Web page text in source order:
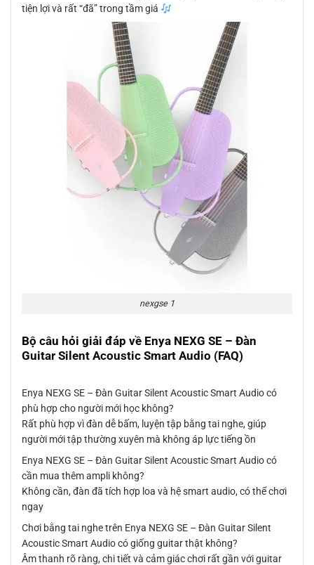
tiện lợi và rất “đã” trong tầm giá
nexgse 1
Bộ câu hỏi giải đáp về Enya NEXG SE – Đàn
Guitar Silent Acoustic Smart Audio (FAQ)
Enya NEXG SE – Đàn Guitar Silent Acoustic Smart Audio có
phù hợp cho người mới học không?
Rất phù hợp vì đàn dễ bấm, luyện tập bằng tai nghe, giúp
người mới tập thường xuyên mà không áp lực tiếng ồn
Enya NEXG SE – Đàn Guitar Silent Acoustic Smart Audio có
cần mua thêm ampli không?
Không cần, đàn đã tích hợp loa và hệ smart audio, có thể chơi
ngay
Chơi bằng tai nghe trên Enya NEXG SE – Đàn Guitar Silent
Acoustic Smart Audio có giống guitar thật không?
Âm thanh rõ ràng, chi tiết và cảm giác chơi rất gần với guitar